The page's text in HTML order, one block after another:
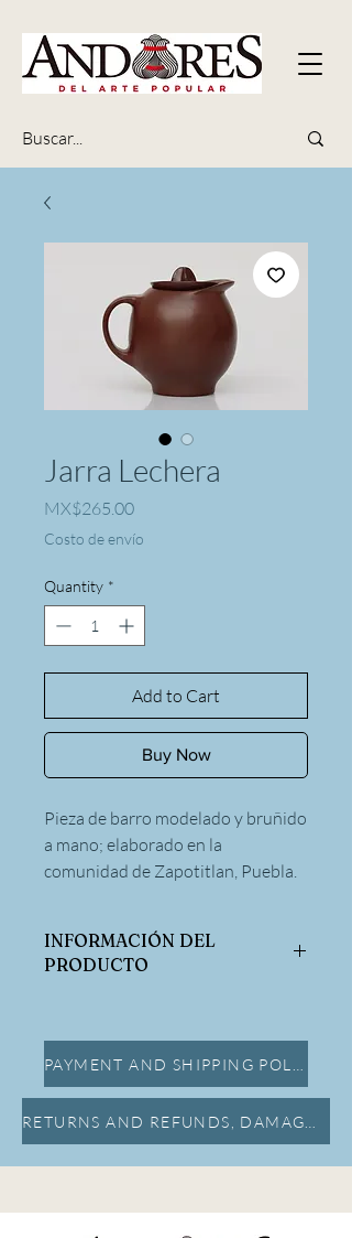
Jarra Lechera
MX$265.00Price
Costo de envío
Quantity *
Add to Cart
Buy Now
Pieza de barro modelado y bruñido
a mano; elaborado en la
comunidad de Zapotitlan, Puebla.
INFORMACIÓN DEL
PRODUCTO